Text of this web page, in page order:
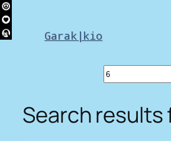
Skip
to
content Garak|kio
Search
Search results